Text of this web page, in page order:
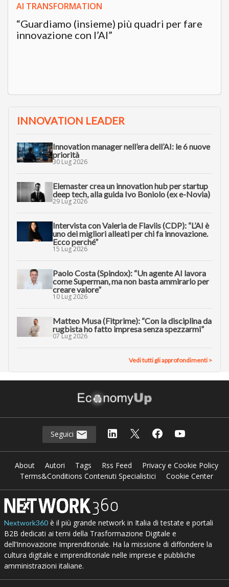
AI TRANSFORMATION
“Guardiamo (insieme) più quadri per fare
innovazione con l’AI”
INNOVATION LEADER
Innovation manager nell’era dell’AI: le 6 nuove
priorità
30 Lug 2026
Elemaster crea un innovation hub per startup
deep tech, alla guida Ivo Boniolo (ex e-Novia)
29 Lug 2026
Intervista con Valeria de Flaviis (CDP): “L’AI è
uno dei migliori alleati per chi fa innovazione.
Ecco perché”
15 Lug 2026
Paolo Costa (Spindox): “Un agente AI lavora
come Superman, ma non basta ammirarlo per
creare valore”
10 Lug 2026
Matteo Musa (Fitprime): “Con la disciplina da
rugbista ho fatto impresa senza spezzarmi”
07 Lug 2026
Vedi tutti gli approfondimenti >
Seguici
About Autori Tags Rss Feed
Privacy e Cookie Policy
Terms&Conditions Contenuti Specialistici
Cookie Center
Nextwork360è il più grande network in Italia di testate e portali
B2B dedicati ai temi della Trasformazione Digitale e
dell’Innovazione Imprenditoriale. Ha la missione di diffondere la
cultura digitale e imprenditoriale nelle imprese e pubbliche
amministrazioni italiane.